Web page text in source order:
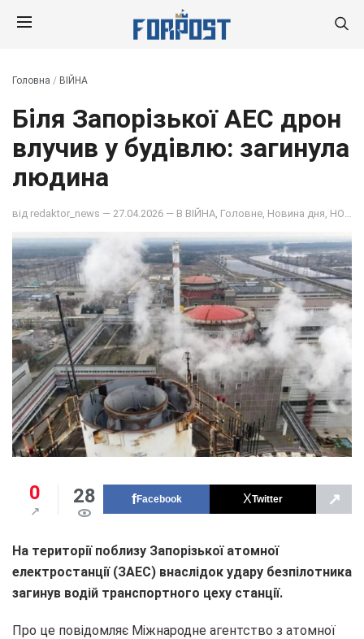
Головна / ВІЙНА
Біля Запорізької АЕС дрон
влучив у будівлю: загинула
людина
від redaktor_news — 27.04.2026 — В ВІЙНА Головне Новина дня НОВИНИ
0 28 Facebook Twitter ↗
На території поблизу Запорізької атомної
електростанції (ЗАЕС) внаслідок удару безпілотника
загинув водій транспортного цеху станції.
Про це повідомляє Міжнародне агентство з атомної